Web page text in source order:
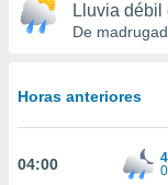
y
forma
digital
Lluvia
De
Horas anteriores
04:00